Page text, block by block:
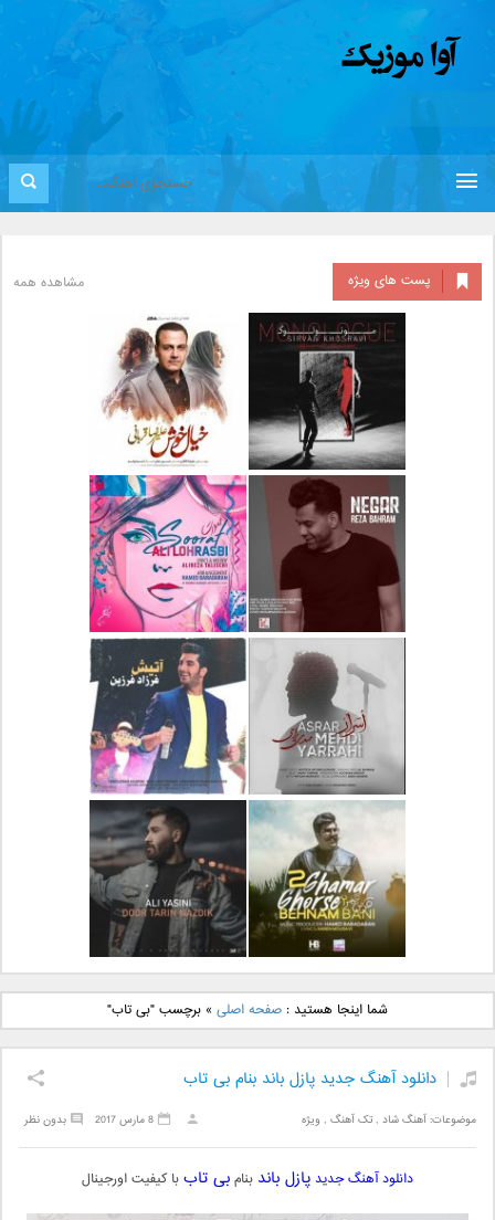
پست های ویژه مشاهده همه
دانلود آلبوم جدید سیروان
خسروی بنام مونولوگ
دانلود آهنگ جدید علیرضا
قربانی بنام خیال خوش
دانلود آهنگ جدید رضا
بهرام بنام نگار
دانلود آهنگ جدید علی
لهراسبی بنام صورت
دانلود آهنگ جدید مهدی
یراحی بنام اسرار
دانلود آهنگ جدید فرزاد
فرزین بنام آتیش
دانلود آهنگ جدید بهنام
بانی بنام قرص قمر 2
دانلود آهنگ جدید علی
یاسینی بنام دورترین نزدیک
شما اینجا هستید :صفحه اصلی »برچسب "بی تاب"
دانلود آهنگ جدید پازل باند بنام بی تاب
موضوعات:آهنگ شاد ,تک آهنگ ,ویژه بدون نظر 8 مارس 2017
دانلود آهنگ جدید پازل باند بنامبی تاببا کیفیت اورجینال